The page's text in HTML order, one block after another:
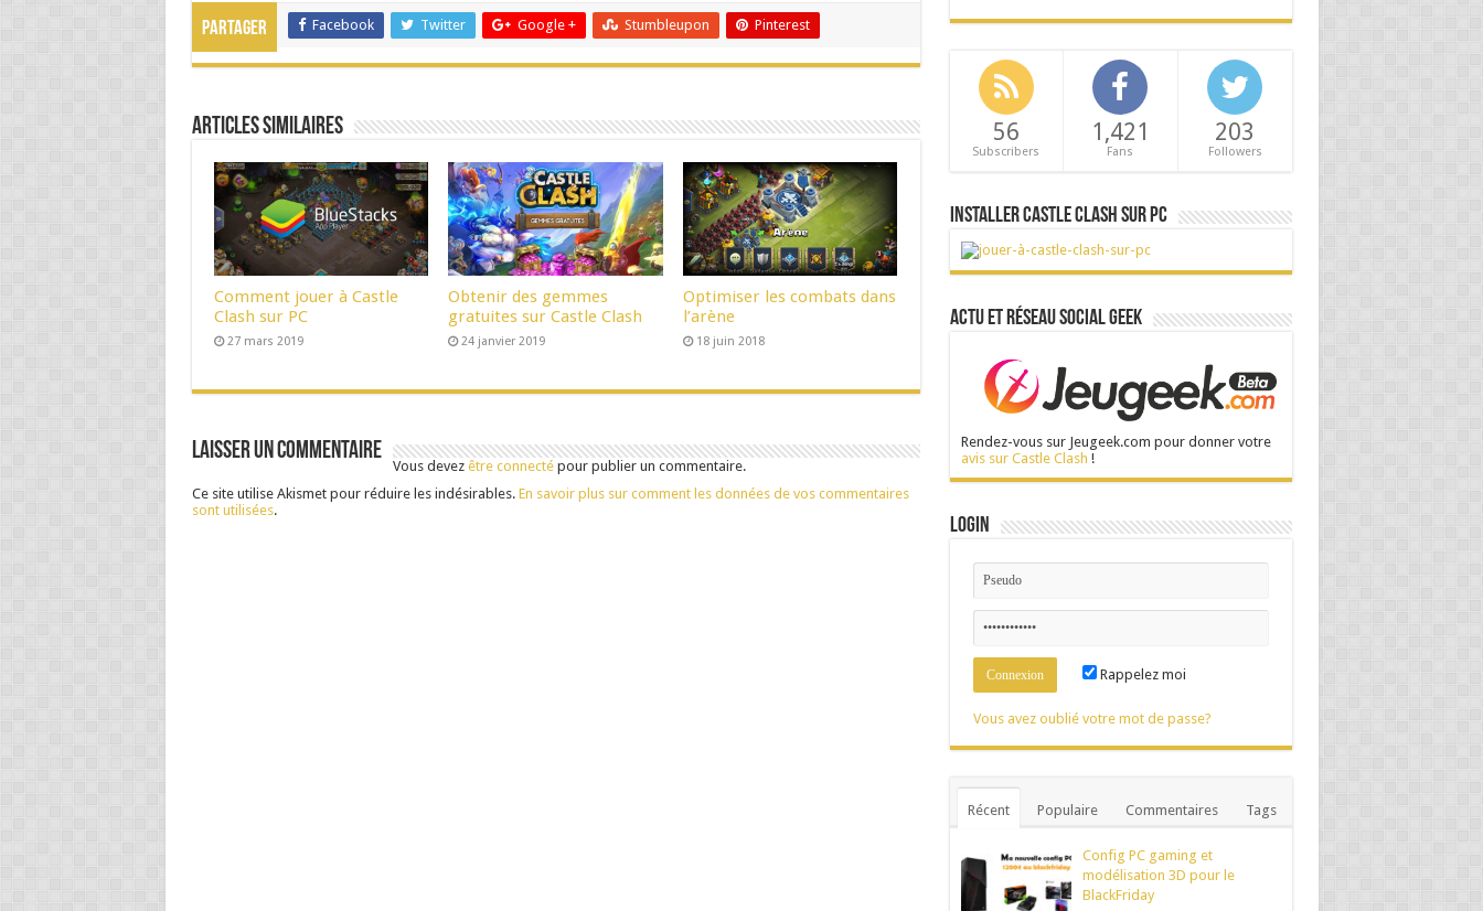
Partager Facebook Twitter Google + Stumbleupon Pinterest
Articles Similaires
Comment jouer à Castle
Clash sur PC
27 mars 2019
Obtenir des gemmes
gratuites sur Castle Clash
24 janvier 2019
Optimiser les combats dans
l’arène
18 juin 2018
Laisser un commentaire
Vous devez être connectépour publier un commentaire.
Ce site utilise Akismet pour réduire les indésirables. En savoir plus sur comment les données de vos commentaires
sont utilisées.
56
Subscribers
1,421
Fans
203
Followers
Installer Castle Clash sur PC
Actu et réseau social Geek
Rendez-vous sur Jeugeek.com pour donner votre
avis sur Castle Clash !
Login
Rappelez moi
Vous avez oublié votre mot de passe?
Récent Populaire Commentaires Tags
Config PC gaming et
modélisation 3D pour le
BlackFriday